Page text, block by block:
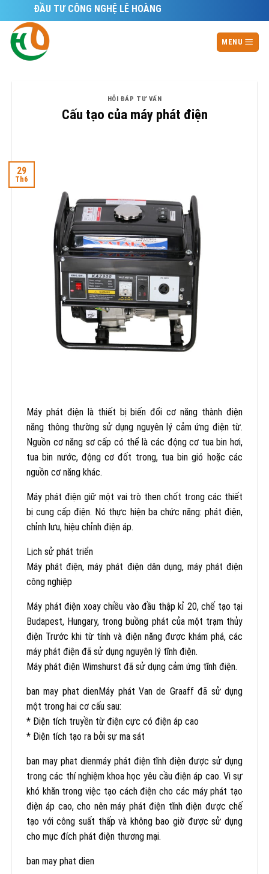
to
content
TƯ CÔNG NGHỆ LÊ HOÀNG
MENU
HỎI ĐÁP TƯ VẤN
Cấu tạo của máy phát điện
29
Th6
Máy phát điện là thiết bị biến đổi cơ năng thành điện
năng thông thường sử dụng nguyên lý cảm ứng điện từ.
Nguồn cơ năng sơ cấp có thể là các động cơ tua bin hơi,
tua bin nước, động cơ đốt trong, tua bin gió hoặc các
nguồn cơ năng khác.
Máy phát điện giữ một vai trò then chốt trong các thiết
bị cung cấp điện. Nó thực hiện ba chức năng: phát điện,
chỉnh lưu, hiệu chỉnh điện áp.
Lịch sử phát triển
Máy phát điện, máy phát điện dân dụng, máy phát điện
công nghiệp
Máy phát điện xoay chiều vào đầu thập kỉ 20, chế tạo tại
Budapest, Hungary, trong buồng phát của một trạm thủy
điện Trước khi từ tính và điện năng được khám phá, các
máy phát điện đã sử dụng nguyên lý tĩnh điện.
Máy phát điện Wimshurst đã sử dụng cảm ứng tĩnh điện.
ban may phat dienMáy phát Van de Graaff đã sử dụng
một trong hai cơ cấu sau:
* Điện tích truyền từ điện cực có điện áp cao
* Điện tích tạo ra bởi sự ma sát
ban may phat dienmáy phát điện tĩnh điện được sử dụng
trong các thí nghiệm khoa học yêu cầu điện áp cao. Vì sự
khó khăn trong việc tạo cách điện cho các máy phát tạo
điện áp cao, cho nên máy phát điện tĩnh điện được chế
tạo với công suất thấp và không bao giờ được sử dụng
cho mục đích phát điện thương mại.
ban may phat dien